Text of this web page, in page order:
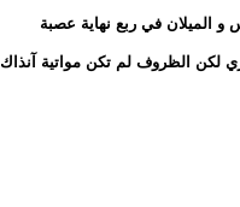
أخرى بين أجاكس و الميلان في ربع نهاية عصبة
سو نيري لكن الظروف لم تكن مواتية آنذاك